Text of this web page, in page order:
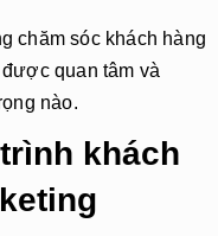
chăm sóc khách hàng
quan tâm và
nào.
khách